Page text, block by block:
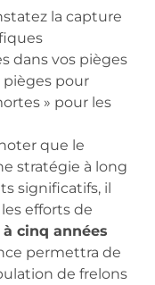
la capture
dans vos pièges
pièges pour
» pour les
que le
stratégie à long
significatifs, il
efforts de
cinq années
permettra de
de frelons